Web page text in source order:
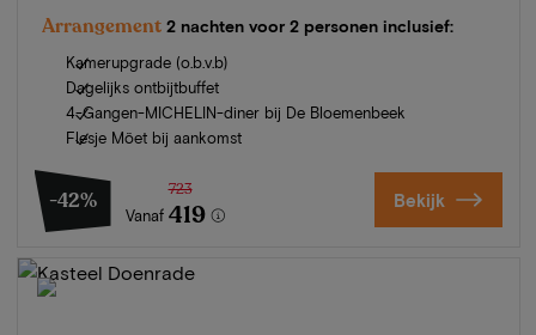
Arrangement 2 nachten voor 2 personen inclusief:
Kamerupgrade (o.b.v.b)
Dagelijks ontbijtbuffet
4-Gangen-MICHELIN-diner bij De Bloemenbeek
Flesje Möet bij aankomst
-42%
Vanaf
723
419 Bekijk